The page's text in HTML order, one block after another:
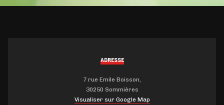
ADRESSE
7 rue Emile Boisson,
30250 Sommières
Visualiser sur Google Map